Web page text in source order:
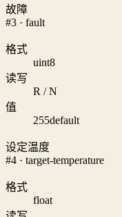
故障
#3 · fault
格式
uint8
读写
R / N
值
255default
设定温度
#4 · target-temperature
格式
float